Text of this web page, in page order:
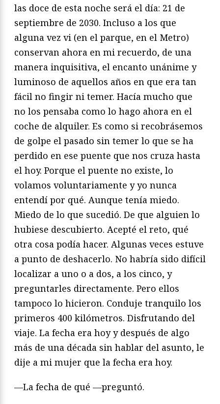
las doce de esta noche será el día: 21 de
septiembre de 2030. Incluso a los que
alguna vez vi (en el parque, en el Metro)
conservan ahora en mi recuerdo, de una
manera inquisitiva, el encanto unánime y
luminoso de aquellos años en que era tan
fácil no fingir ni temer. Hacía mucho que
no los pensaba como lo hago ahora en el
coche de alquiler. Es como si recobrásemos
de golpe el pasado sin temer lo que se ha
perdido en ese puente que nos cruza hasta
el hoy. Porque el puente no existe, lo
volamos voluntariamente y yo nunca
entendí por qué. Aunque tenía miedo.
Miedo de lo que sucedió. De que alguien lo
hubiese descubierto. Acepté el reto, qué
otra cosa podía hacer. Algunas veces estuve
a punto de deshacerlo. No habría sido difícil
localizar a uno o a dos, a los cinco, y
preguntarles directamente. Pero ellos
tampoco lo hicieron. Conduje tranquilo los
primeros 400 kilómetros. Disfrutando del
viaje. La fecha era hoy y después de algo
más de una década sin hablar del asunto, le
dije a mi mujer que la fecha era hoy.
—La fecha de qué —preguntó.